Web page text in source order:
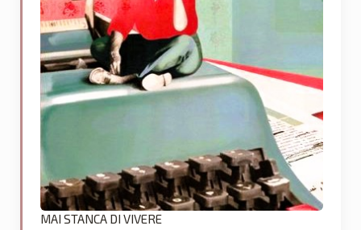
MAI STANCA DI VIVERE